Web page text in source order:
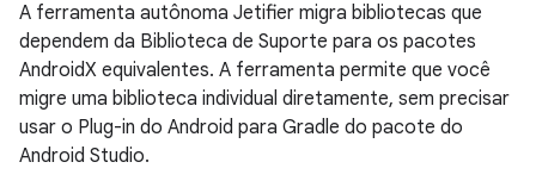
A ferramenta autônoma Jetifier migra bibliotecas que
dependem da Biblioteca de Suporte para os pacotes
AndroidX equivalentes. A ferramenta permite que você
migre uma biblioteca individual diretamente, sem precisar
usar o Plug-in do Android para Gradle do pacote do
Android Studio.